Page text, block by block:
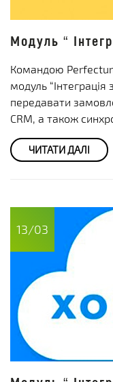
Модуль “
Командою
модуль
передавати
CRM, а також
ЧИТАТИ ДАЛІ
13/03